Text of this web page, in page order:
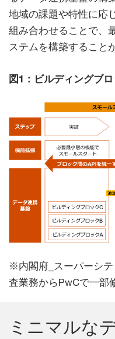
地域の課題や特性に応
組み合わせることで、
ステムを構築すること
図1：ビルディングブ
※内閣府_スーパーシ
査業務からPwCで一部
ミニマルな